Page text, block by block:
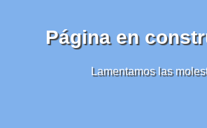
Página en
Lamentamos las